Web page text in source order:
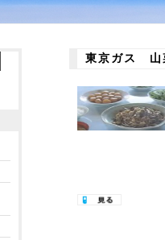
東京ガス 山